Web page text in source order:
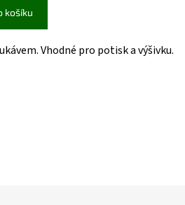
košíku
Vhodné pro potisk a výšivku.